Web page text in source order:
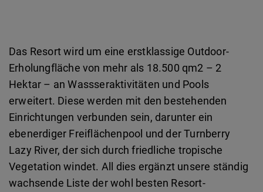
Das Resort wird um eine erstklassige Outdoor-
Erholungfläche von mehr als 18.500 qm2 – 2
Hektar – an Wassseraktivitäten und Pools
erweitert. Diese werden mit den bestehenden
Einrichtungen verbunden sein, darunter ein
ebenerdiger Freiflächenpool und der Turnberry
Lazy River, der sich durch friedliche tropische
Vegetation windet. All dies ergänzt unsere ständig
wachsende Liste der wohl besten Resort-